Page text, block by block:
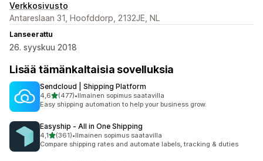
Verkkosivusto
Antareslaan 31, Hoofddorp, 2132JE, NL
Lanseerattu
26. syyskuu 2018
Lisää tämänkaltaisia sovelluksia
Sendcloud | Shipping Platform
4,6/ 5 tähteä
(477)
477 arvostelua yhteensä
•Ilmainen sopimus saatavilla
Easy shipping automation to help your business grow.
Easyship ‑ All in One Shipping
4,1/ 5 tähteä
(361)
361 arvostelua yhteensä
•Ilmainen sopimus saatavilla
Compare shipping rates and automate labels, tracking & duties